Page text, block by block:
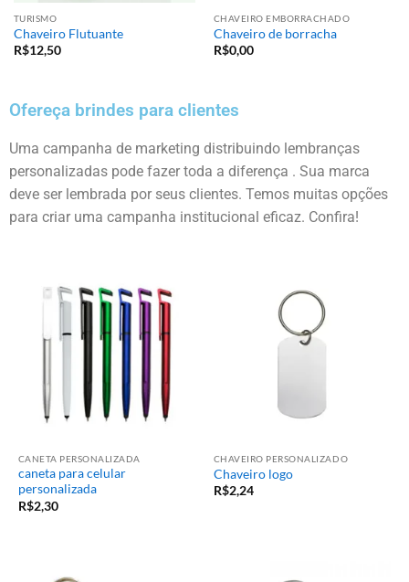
TURISMO
Chaveiro Flutuante
R$12,50
CHAVEIRO EMBORRACHADO
Chaveiro de borracha
R$0,00
Ofereça brindes para clientes
Uma campanha de marketing distribuindo lembranças
personalizadas pode fazer toda a diferença . Sua marca
deve ser lembrada por seus clientes. Temos muitas opções
para criar uma campanha institucional eficaz. Confira!
CANETA PERSONALIZADA
caneta para celular
personalizada
R$2,30
CHAVEIRO PERSONALIZADO
Chaveiro logo
R$2,24